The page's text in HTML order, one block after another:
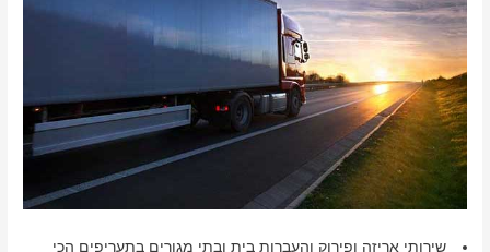
שירותי אריזה ופירוק והעברות בית ובתי מגורים בתעריפים הכי